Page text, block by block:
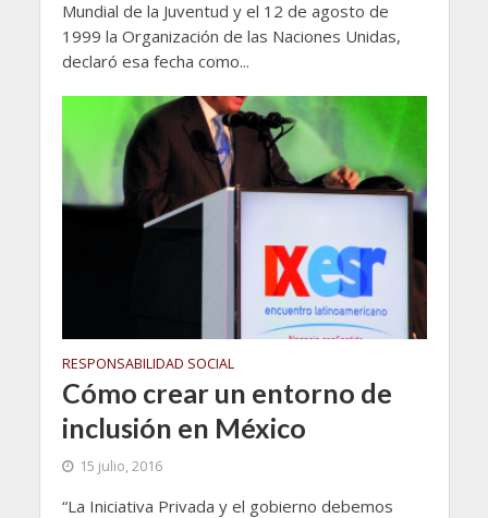
Mundial de la Juventud y el 12 de agosto de
1999 la Organización de las Naciones Unidas,
declaró esa fecha como...
RESPONSABILIDAD SOCIAL
Cómo crear un entorno de
inclusión en México
15 julio, 2016
“La Iniciativa Privada y el gobierno debemos